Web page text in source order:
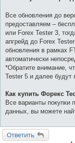
Все обновления до
предоставляем –
или Forex Tester 3,
апгрейд до Forex
обновления в рамках
автоматически
*Обратите внимание,
Tester 5 и далее будут
Как купить Форекс
Все варианты
данных, вы можете
Ответить